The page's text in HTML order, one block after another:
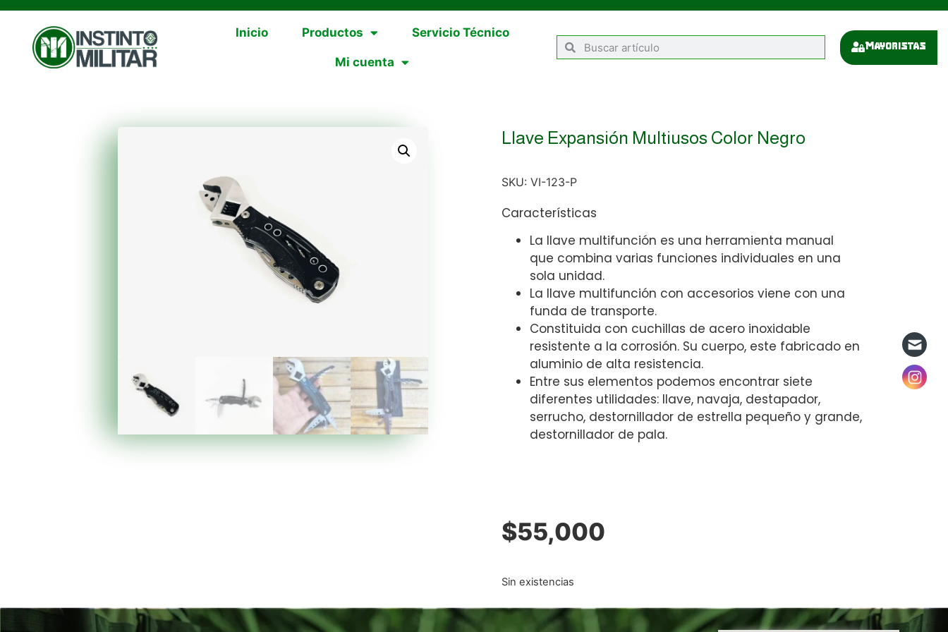
Inicio Productos Servicio Técnico
Mi cuenta
Mayoristas
Llave Expansión Multiusos Color Negro
SKU: VI-123-P
Características
La llave multifunción es una herramienta manual
que combina varias funciones individuales en una
sola unidad.
La llave multifunción con accesorios viene con una
funda de transporte.
Constituida con cuchillas de acero inoxidable
resistente a la corrosión. Su cuerpo, este fabricado en
aluminio de alta resistencia.
Entre sus elementos podemos encontrar siete
diferentes utilidades: llave, navaja, destapador,
serrucho, destornillador de estrella pequeño y grande,
destornillador de pala.
$55,000
Sin existencias